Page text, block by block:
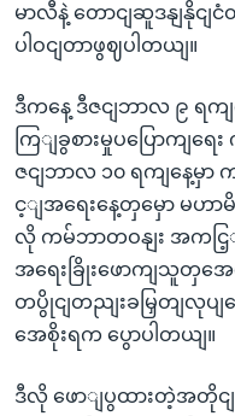
မာလီနဲ့ တောငျဆူဒနျနိုင
ပါဝငျတာဖွဈပါတယျ။
ဒီကနေ့ ဒီဇငျဘာလ ၉ ရက
ကြျခွစားမှုပပြောကျရေ
ဇငျဘာလ ၁၀ ရကျနေ့မှ
င့ျအရေးနေ့တှမှော မဟ
လို ကမ်ဘာတဝနျး အကင
အရေးခြိုးဖောကျသူတှအ
တပွိုငျတညျးခမြှတျလု
အေစိုးရက ပွောပါတယျ။
ဒီလို ဖောျပွထားတဲ့အတိုင